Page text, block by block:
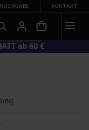
KONTAKT
ab 60 €